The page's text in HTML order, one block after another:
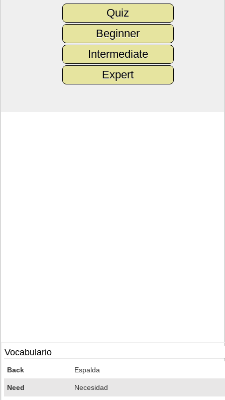
Quiz
Beginner
Intermediate
Expert
Vocabulario
Back Espalda
Need Necesidad